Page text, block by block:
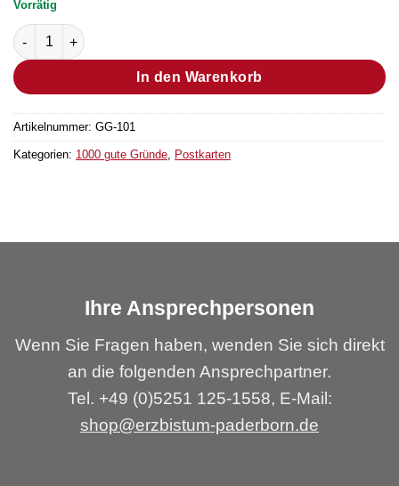
Vorrätig
Postkarte Grund. Nr. 68 (25 Stück) Menge
In den Warenkorb
Artikelnummer: GG-101
Kategorien: 1000 gute Gründe, Postkarten
Ihre Ansprechpersonen
Wenn Sie Fragen haben, wenden Sie sich direkt
an die folgenden Ansprechpartner.
Tel. +49 (0)5251 125-1558, E-Mail:
shop@erzbistum-paderborn.de